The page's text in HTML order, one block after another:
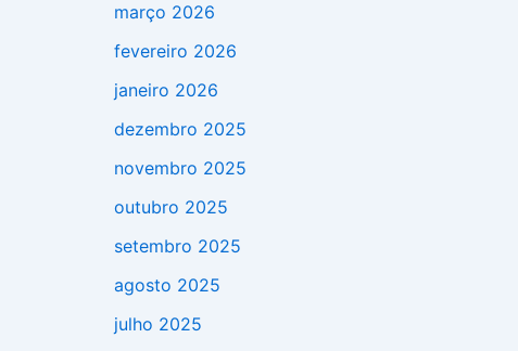
março 2026
fevereiro 2026
janeiro 2026
dezembro 2025
novembro 2025
outubro 2025
setembro 2025
agosto 2025
julho 2025